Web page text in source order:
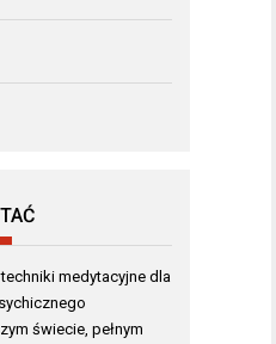
medytacyjne dla
świecie, pełnym